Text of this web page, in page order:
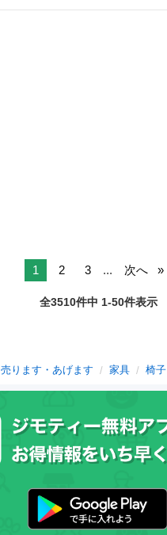
1 2 3 ... 次へ
全3510件中 1-50件表示
売ります・あげます 家具 椅子